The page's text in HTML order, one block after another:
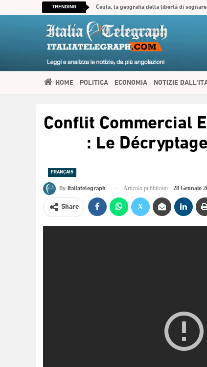
TRENDING Ceuta, la geografia della libertà di sognare
HOME POLITICA ECONOMIA NOTIZIE
العربية
Conflit Commercial
: Le
FRANÇAIS
By Italiatelegraph Articolo pubblicato : 28 Gennaio
Share